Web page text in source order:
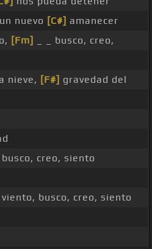
nuevo [C#] amanecer
[Fm]
_ _ busco, creo,
nieve, [F#] gravedad del
creo, siento
busco, creo, siento